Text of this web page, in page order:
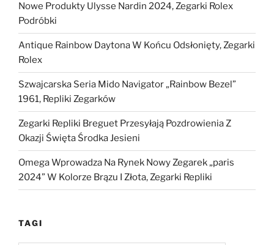
Nowe Produkty Ulysse Nardin 2024, Zegarki Rolex
Podróbki
Antique Rainbow Daytona W Końcu Odsłonięty, Zegarki
Rolex
Szwajcarska Seria Mido Navigator „Rainbow Bezel”
1961, Repliki Zegarków
Zegarki Repliki Breguet Przesyłają Pozdrowienia Z
Okazji Święta Środka Jesieni
Omega Wprowadza Na Rynek Nowy Zegarek „paris
2024” W Kolorze Brązu I Złota, Zegarki Repliki
TAGI